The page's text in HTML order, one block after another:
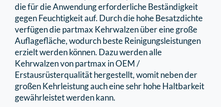
die für die Anwendung erforderliche Beständigkeit
gegen Feuchtigkeit auf. Durch die hohe Besatzdichte
verfügen die partmax Kehrwalzen über eine große
Auﬂageﬂäche, wodurch beste Reinigungsleistungen
erzielt werden können. Dazu werden alle
Kehrwalzen von partmax in OEM /
Erstausrüsterqualität hergestellt, womit neben der
großen Kehrleistung auch eine sehr hohe Haltbarkeit
gewährleistet werden kann.